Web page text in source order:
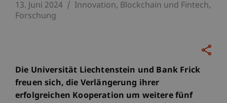
13. Juni 2024 Innovation Blockchain und Fintech
Forschung
Die Universität Liechtenstein und Bank Frick
freuen sich, die Verlängerung ihrer
erfolgreichen Kooperation um weitere fünf